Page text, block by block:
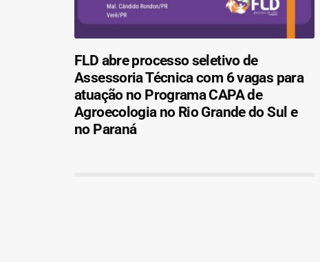
FLD abre processo seletivo de
Assessoria Técnica com 6 vagas para
atuação no Programa CAPA de
Agroecologia no Rio Grande do Sul e
no Paraná